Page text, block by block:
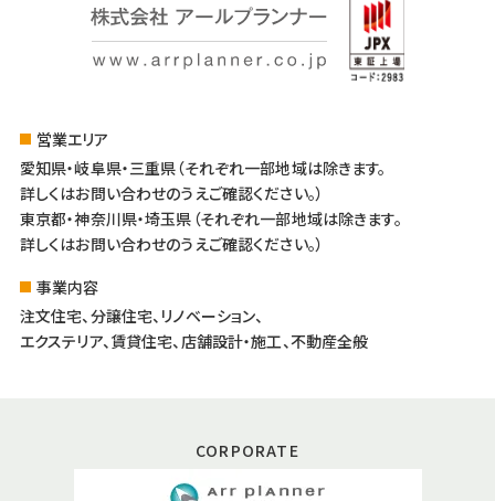
営業エリア
愛知県・岐阜県・三重県（それぞれ一部地域は除きます。
詳しくはお問い合わせのうえご確認ください。）
東京都・神奈川県・埼玉県（それぞれ一部地域は除きます。
詳しくはお問い合わせのうえご確認ください。）
事業内容
注文住宅、分譲住宅、リノベーション、
エクステリア、賃貸住宅、店舗設計・施工、不動産全般
CORPORATE